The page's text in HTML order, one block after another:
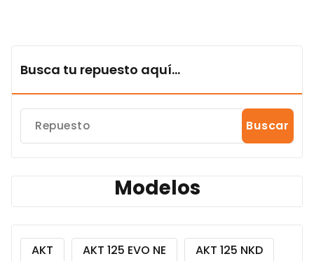
Busca tu repuesto aquí...
Buscar
Modelos
AKT AKT 125 EVO NE
AKT 125 NKD